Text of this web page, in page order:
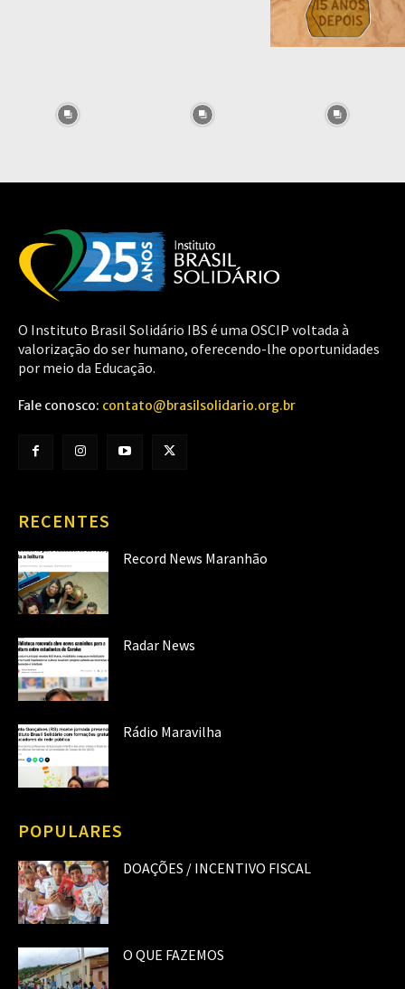
O Instituto Brasil Solidário IBS é uma OSCIP voltada à
valorização do ser humano, oferecendo-lhe oportunidades
por meio da Educação.
Fale conosco: contato@brasilsolidario.org.br
RECENTES
Record News Maranhão
Radar News
Rádio Maravilha
POPULARES
DOAÇÕES / INCENTIVO FISCAL
O QUE FAZEMOS